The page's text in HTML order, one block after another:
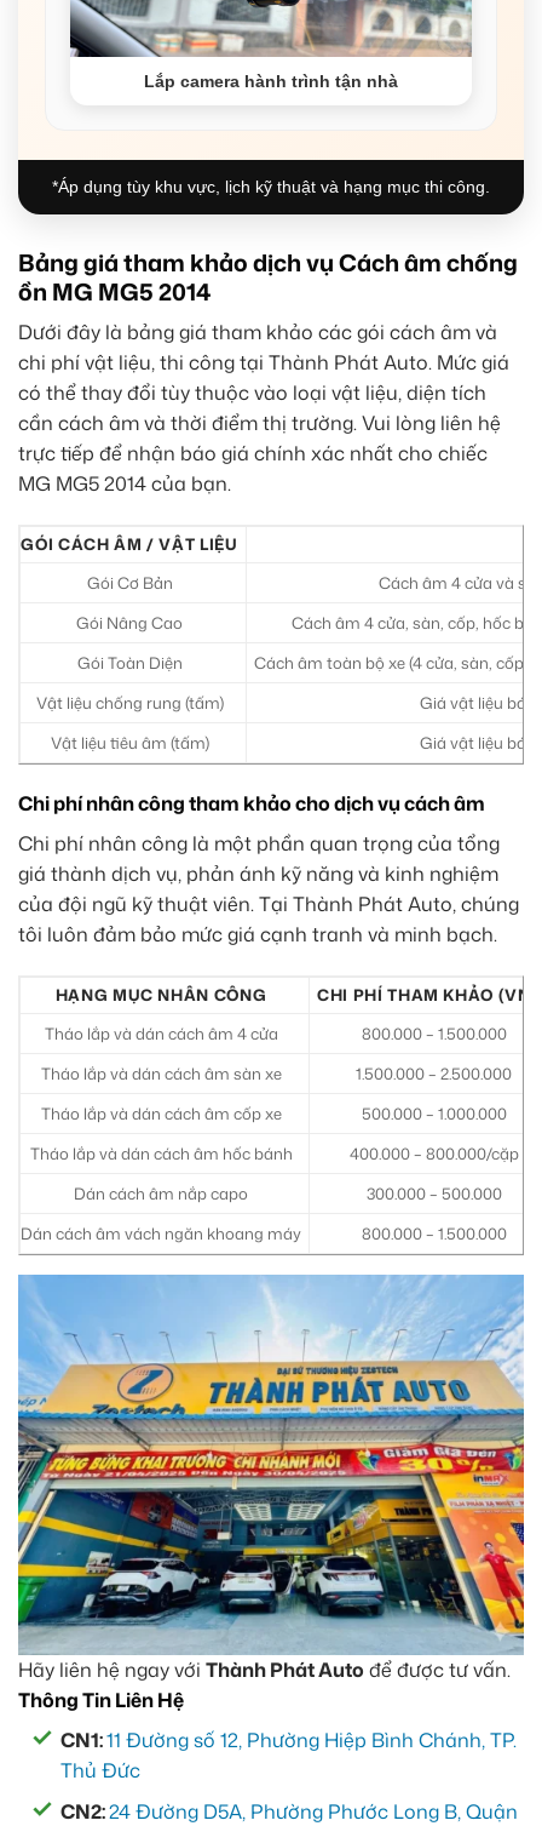
Lắp camera hành trình tận nhà
*Áp dụng tùy khu vực, lịch kỹ thuật và hạng mục thi công.
Bảng giá tham khảo dịch vụ Cách âm chống
ồn MG MG5 2014
Dưới đây là bảng giá tham khảo các gói cách âm và
chi phí vật liệu, thi công tại Thành Phát Auto. Mức giá
có thể thay đổi tùy thuộc vào loại vật liệu, diện tích
cần cách âm và thời điểm thị trường. Vui lòng liên hệ
trực tiếp để nhận báo giá chính xác nhất cho chiếc
MG MG5 2014 của bạn.
GÓI CÁCH ÂM / VẬT LIỆU
Gói Cơ Bản
Cách âm 4 cửa và
Gói Nâng Cao
Cách âm 4 cửa, sàn, cốp, hốc
Gói Toàn Diện
Cách âm toàn bộ xe (4 cửa, sàn, cốp,
Vật liệu chống rung (tấm)
Giá vật liệu bán
Vật liệu tiêu âm (tấm)
Giá vật liệu bán
Chi phí nhân công tham khảo cho dịch vụ cách âm
Chi phí nhân công là một phần quan trọng của tổng
giá thành dịch vụ, phản ánh kỹ năng và kinh nghiệm
của đội ngũ kỹ thuật viên. Tại Thành Phát Auto, chúng
tôi luôn đảm bảo mức giá cạnh tranh và minh bạch.
HẠNG MỤC NHÂN CÔNG
CHI PHÍ THAM KHẢO
Tháo lắp và dán cách âm 4 cửa
800.000 – 1.500.000
Tháo lắp và dán cách âm sàn xe
1.500.000 – 2.500.000
Tháo lắp và dán cách âm cốp xe
500.000 – 1.000.000
Tháo lắp và dán cách âm hốc bánh
400.000 – 800.000/cặp
Dán cách âm nắp capo
300.000 – 500.000
Dán cách âm vách ngăn khoang máy
800.000 – 1.500.000
Hãy liên hệ ngay với Thành Phát Auto để được tư vấn.
Thông Tin Liên Hệ
CN1:11 Đường số 12, Phường Hiệp Bình Chánh, TP.
Thủ Đức
CN2:24 Đường D5A, Phường Phước Long B, Quận